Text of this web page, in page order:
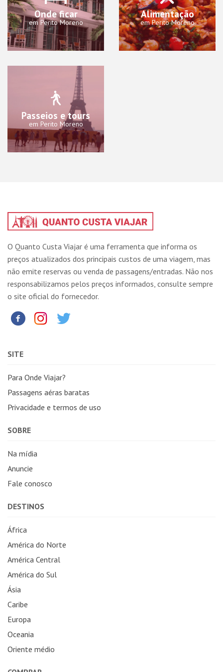
Onde ficar
em Perito Moreno
Alimentação
em Perito Moreno
Passeios e tours
em Perito Moreno
O Quanto Custa Viajar é uma ferramenta que informa os
preços atualizados dos principais custos de uma viagem, mas
não emite reservas ou venda de passagens/entradas. Não nos
responsabilizamos pelos preços informados, consulte sempre
o site oficial do fornecedor.
SITE
Para Onde Viajar?
Passagens aéras baratas
Privacidade e termos de uso
SOBRE
Na mídia
Anuncie
Fale conosco
DESTINOS
África
América do Norte
América Central
América do Sul
Ásia
Caribe
Europa
Oceania
Oriente médio